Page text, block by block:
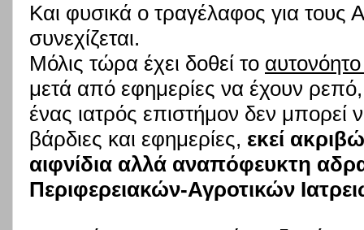
Και φυσικά ο τραγέλαφος για τους
συνεχίζεται.
Μόλις τώρα έχει δοθεί το
μετά από εφημερίες να έχουν
ένας ιατρός επιστήμον δεν μπορεί
βάρδιες και εφημερίες, εκεί
αιφνίδια αλλά αναπόφευκτη
Περιφερειακών-Αγροτικών